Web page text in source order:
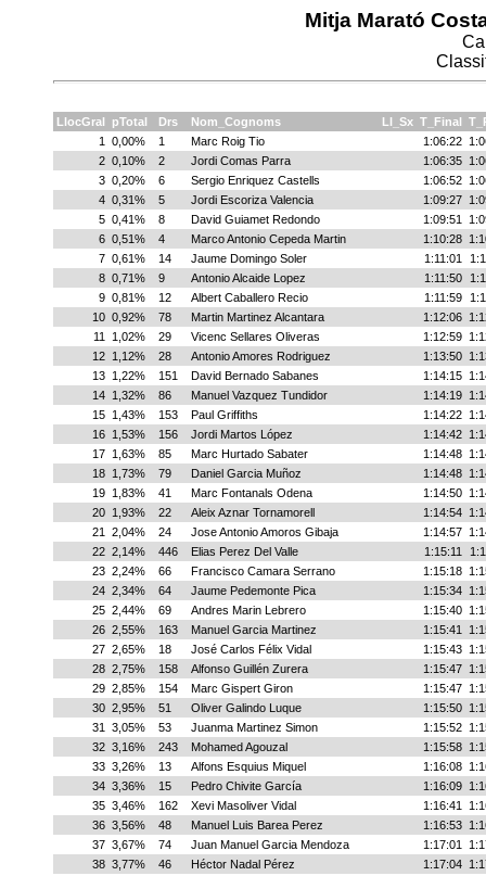
Mitja Marató
LlocGral pTotal Drs Nom_Cognoms Ll_Sx T_Final
1
0,00% 1 Marc Roig Tio 1:06:22
2 0,10% 2 Jordi Comas Parra 1:06:35
3 0,20% 6 Sergio Enriquez Castells 1:06:52
4 0,31% 5 Jordi Escoriza Valencia 1:09:27
5 0,41% 8 David Guiamet Redondo 1:09:51
6 0,51% 4 Marco Antonio Cepeda Martin 1:10:28
7 0,61% 14 Jaume Domingo Soler 1:11:01
8 0,71% 9 Antonio Alcaide Lopez 1:11:50
9 0,81% 12 Albert Caballero Recio 1:11:59
10 0,92% 78 Martin Martinez Alcantara 1:12:06
11
1,02% 29 Vicenc Sellares Oliveras 1:12:59
12
1,12% 28 Antonio Amores Rodriguez 1:13:50
13
1,22% 151 David Bernado Sabanes 1:14:15
14
1,32% 86 Manuel Vazquez Tundidor 1:14:19
15
1,43% 153 Paul Griffiths 1:14:22
16
1,53% 156 Jordi Martos López 1:14:42
17
1,63% 85 Marc Hurtado Sabater 1:14:48
18
1,73% 79 Daniel Garcia Muñoz 1:14:48
19
1,83% 41 Marc Fontanals Odena 1:14:50
20
1,93% 22 Aleix Aznar Tornamorell 1:14:54
21
2,04% 24 Jose Antonio Amoros Gibaja 1:14:57
22 2,14% 446 Elias Perez Del Valle 1:15:11
23 2,24% 66 Francisco Camara Serrano 1:15:18
24 2,34% 64 Jaume Pedemonte Pica 1:15:34
25 2,44% 69 Andres Marin Lebrero 1:15:40
26 2,55% 163 Manuel Garcia Martinez 1:15:41
27 2,65% 18 José Carlos Félix Vidal 1:15:43
28 2,75% 158 Alfonso Guillén Zurera 1:15:47
29 2,85% 154 Marc Gispert Giron 1:15:47
30 2,95% 51 Oliver Galindo Luque 1:15:50
31
3,05% 53 Juanma Martinez Simon 1:15:52
32 3,16% 243 Mohamed Agouzal 1:15:58
33 3,26% 13 Alfons Esquius Miquel 1:16:08
34 3,36% 15 Pedro Chivite García 1:16:09
35 3,46% 162 Xevi Masoliver Vidal 1:16:41
36 3,56% 48 Manuel Luis Barea Perez 1:16:53
37 3,67% 74 Juan Manuel Garcia Mendoza 1:17:01
38 3,77% 46 Héctor Nadal Pérez 1:17:04